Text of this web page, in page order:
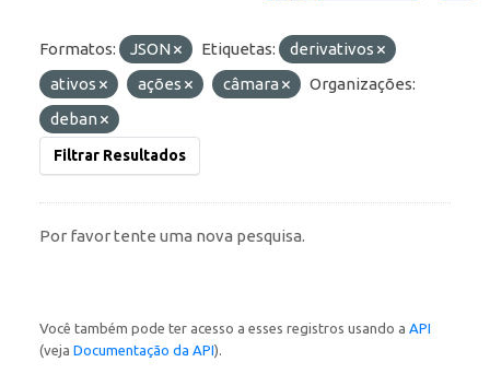
Formatos: JSON Etiquetas:
derivativos
ativos
ações câmara
Organizações:
deban
Filtrar Resultados
Por favor tente uma nova pesquisa.
Você também pode ter acesso a esses registros usando a API
(veja Documentação da API).